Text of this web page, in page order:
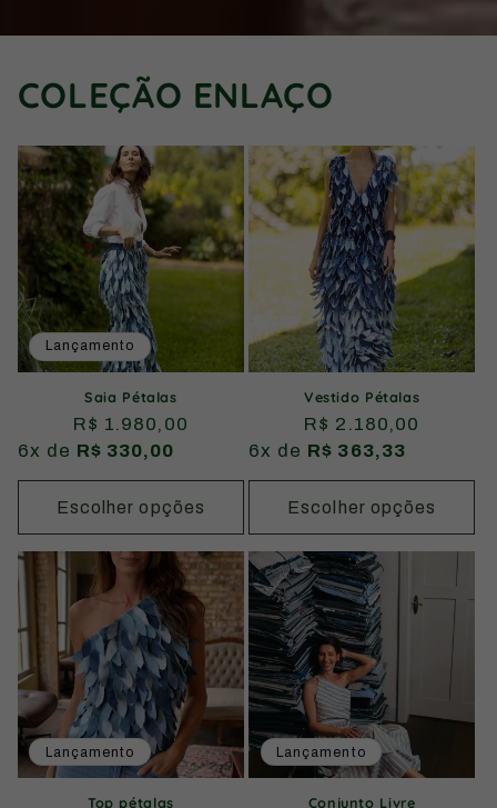
COLEÇÃO ENLAÇO
Lançamento
Saia Pétalas
Preço
normal
R$ 1.980,00
6x de R$ 330,00
Escolher opções
Vestido Pétalas
Preço
normal
R$ 2.180,00
6x de R$ 363,33
Escolher opções
Lançamento
Top pétalas
Lançamento
Conjunto Livre